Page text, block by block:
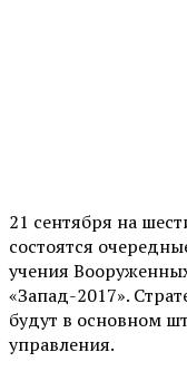
21 сентября на
состоятся
учения
«Запад-2017».
будут в основном
управления.